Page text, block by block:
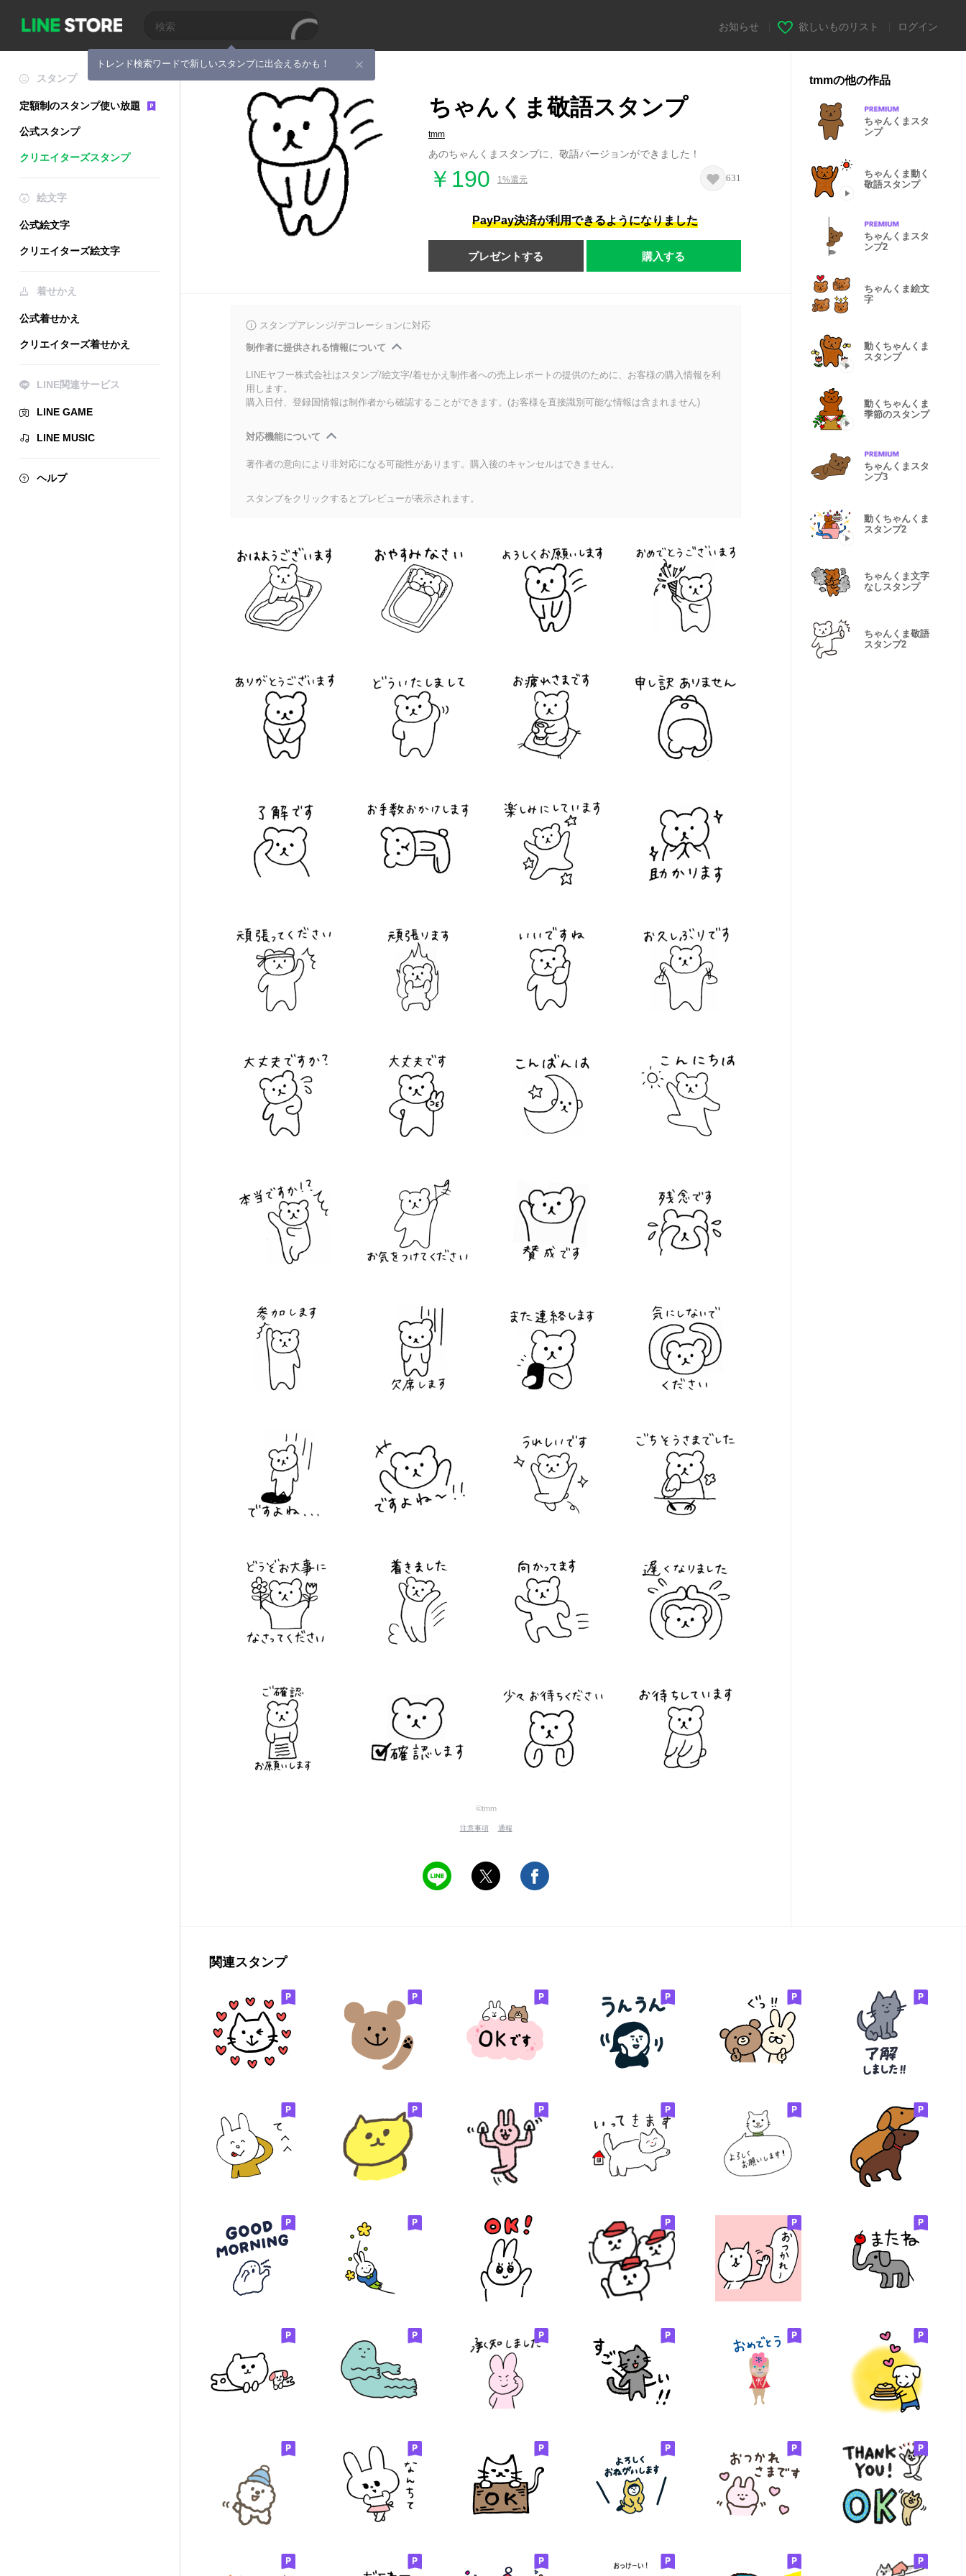
トレンド検索ワードで新しいスタンプに出会えるかも！
お知らせ 欲しいものリスト ログイン
スタンプ
定額制のスタンプ使い放題
公式スタンプ
クリエイターズスタンプ
絵文字
公式絵文字
クリエイターズ絵文字
着せかえ
公式着せかえ
クリエイターズ着せかえ
LINE関連サービス
LINE GAME
LINE MUSIC
ヘルプ
ちゃんくま敬語スタンプ
tmm
あのちゃんくまスタンプに、敬語バージョンができました！
￥190 1%還元 631
PayPay決済が利用できるようになりました
プレゼントする 購入する
スタンプアレンジ/デコレーションに対応
制作者に提供される情報について
LINEヤフー株式会社はスタンプ/絵文字/着せかえ制作者への売上レポートの提供のために、お客様の購入情報を利
用します。
購入日付、登録国情報は制作者から確認することができます。(お客様を直接識別可能な情報は含まれません)
対応機能について
著作者の意向により非対応になる可能性があります。購入後のキャンセルはできません。
スタンプをクリックするとプレビューが表示されます。
©tmm
注意事項 通報
tmmの他の作品
ちゃんくまスタ
ンプ
ちゃんくま動く
敬語スタンプ
ちゃんくまスタ
ンプ2
ちゃんくま絵文
字
動くちゃんくま
スタンプ
動くちゃんくま
季節のスタンプ
ちゃんくまスタ
ンプ3
動くちゃんくま
スタンプ2
ちゃんくま文字
なしスタンプ
ちゃんくま敬語
スタンプ2
関連スタンプ